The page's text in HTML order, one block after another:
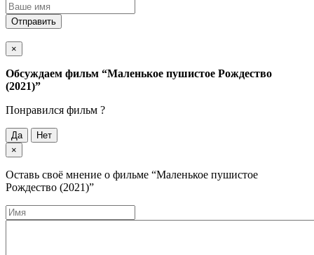
Отправить
×
Обсуждаем фильм “Маленькое пушистое Рождество
(2021)”
Понравился фильм ?
Да
Нет
×
Оставь своё мнение о фильме “Маленькое пушистое
Рождество (2021)”